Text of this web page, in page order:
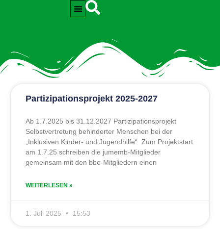
Projekte
Partizipationsprojekt 2025-2027
Ab 1.7.2025 bis 31.12.2027 Partizipationsprojekt
Selbstvertretung behinderter Menschen bei der
„Inklusiven Kinder- und Jugendhilfe“ Zum Projektstart
am 1.7.25 schreiben die jumemb-Mitglieder
gemeinsam mit den bbe-Mitgliedern einen
WEITERLESEN »
1. Juli 2025 15:53